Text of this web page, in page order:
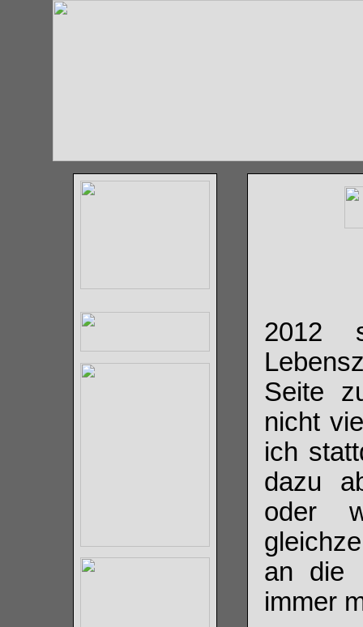
2012
Seite
nicht
ich
dazu
oder
an die
immer